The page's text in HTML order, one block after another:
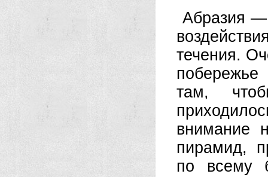
Абразия —
течения.
побережье
там,
внимание
пирамид,
по всему